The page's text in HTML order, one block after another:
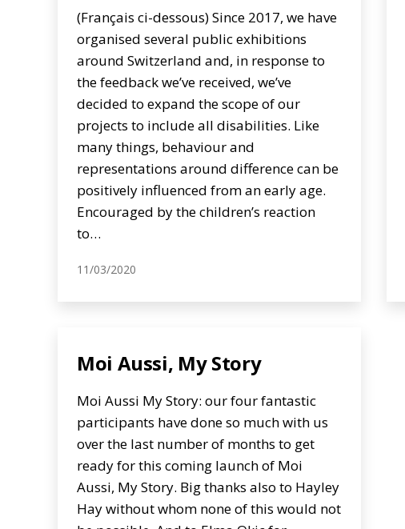
(Français ci-dessous) Since 2017, we have
organised several public exhibitions
around Switzerland and, in response to
the feedback we’ve received, we’ve
decided to expand the scope of our
projects to include all disabilities. Like
many things, behaviour and
representations around difference can be
positively influenced from an early age.
Encouraged by the children’s reaction
to…
11/03/2020
Moi Aussi, My Story
Moi Aussi My Story: our four fantastic
participants have done so much with us
over the last number of months to get
ready for this coming launch of Moi
Aussi, My Story. Big thanks also to Hayley
Hay without whom none of this would not